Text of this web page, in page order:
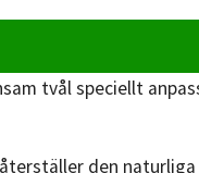
tvål speciellt
den